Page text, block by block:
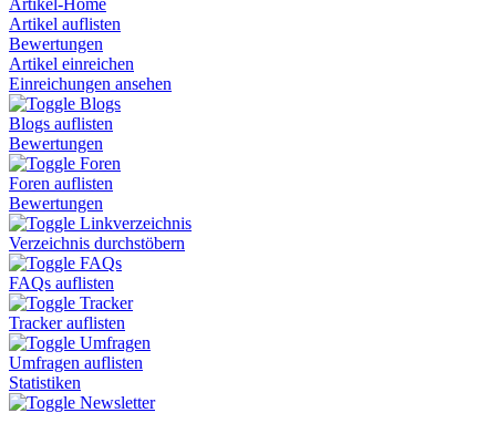
Artikel-Home
Artikel auflisten
Bewertungen
Artikel einreichen
Einreichungen ansehen
Blogs
Blogs auflisten
Bewertungen
Foren
Foren auflisten
Bewertungen
Linkverzeichnis
Verzeichnis durchstöbern
FAQs
FAQs auflisten
Tracker
Tracker auflisten
Umfragen
Umfragen auflisten
Statistiken
Newsletter